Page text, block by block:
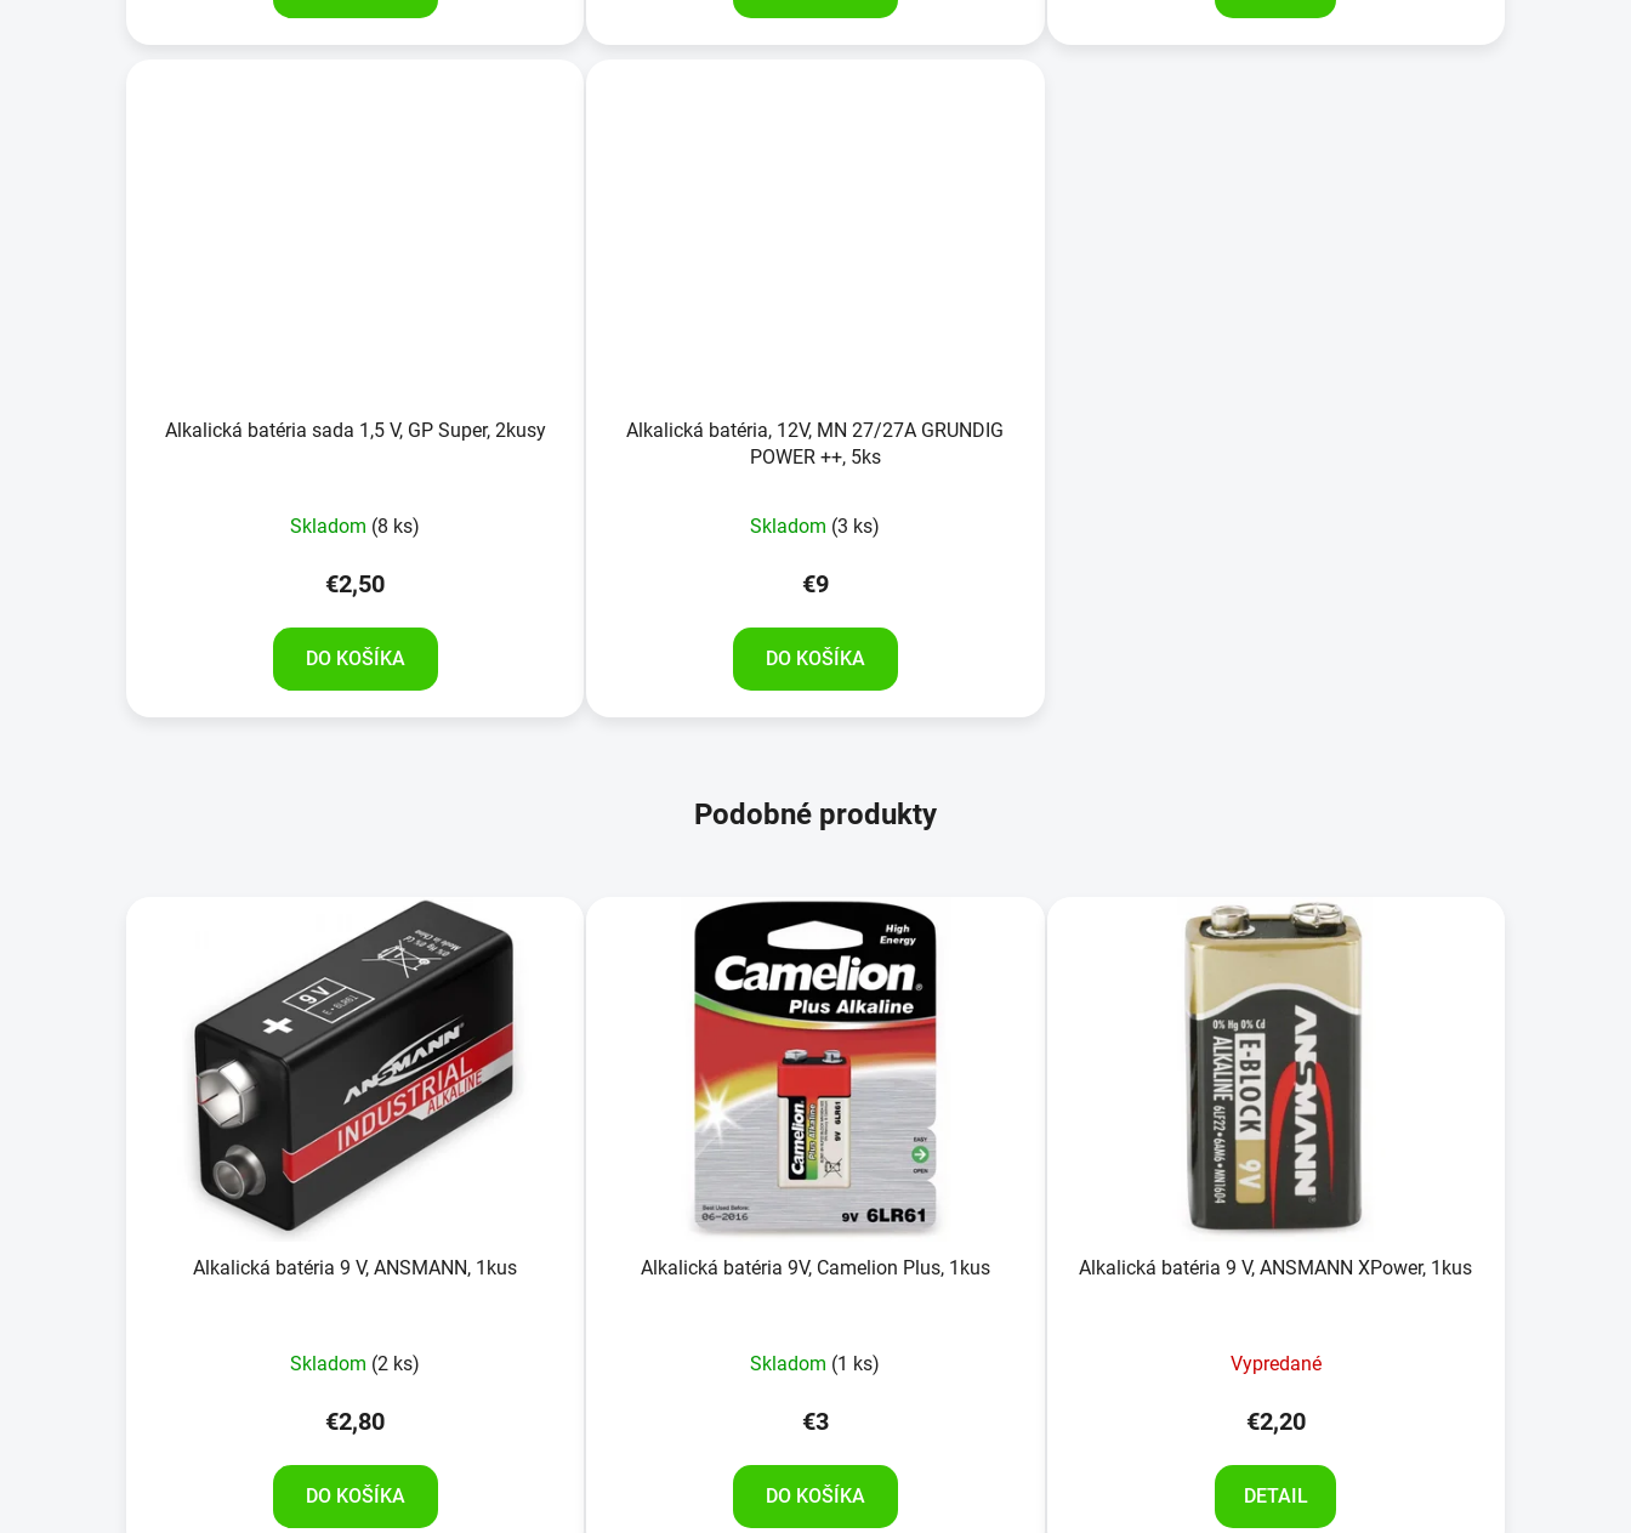
Alkalická batéria sada 1,5 V, GP Super, 2kusy
Skladom (8 ks)
€2,50
DO KOŠÍKA
Alkalická batéria, 12V, MN 27/27A GRUNDIG
POWER ++, 5ks
Skladom (3 ks)
€9
DO KOŠÍKA
Podobné produkty
Alkalická batéria 9 V, ANSMANN, 1kus
Skladom (2 ks)
€2,80
DO KOŠÍKA
Alkalická batéria 9V, Camelion Plus, 1kus
Skladom (1 ks)
€3
DO KOŠÍKA
Alkalická batéria 9 V, ANSMANN XPower, 1kus
Vypredané
€2,20
DETAIL